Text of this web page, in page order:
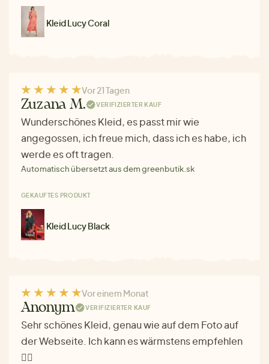
Kleid Lucy Coral
Vor 21 Tagen
Zuzana M. VERIFIZIERTER KAUF
Wunderschönes Kleid, es passt mir wie
angegossen, ich freue mich, dass ich es habe, ich
werde es oft tragen.
Automatisch übersetzt aus dem greenbutik.sk
GEKAUFTES PRODUKT
Kleid Lucy Black
Vor einem Monat
Anonym VERIFIZIERTER KAUF
Sehr schönes Kleid, genau wie auf dem Foto auf
der Webseite. Ich kann es wärmstens empfehlen
❤️‍🔥